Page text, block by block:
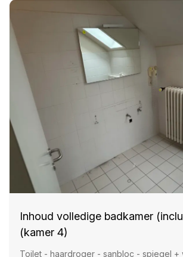
Inhoud volledige badkamer
(kamer 4)
Toilet - haardroger - sanbloc - spiegel +